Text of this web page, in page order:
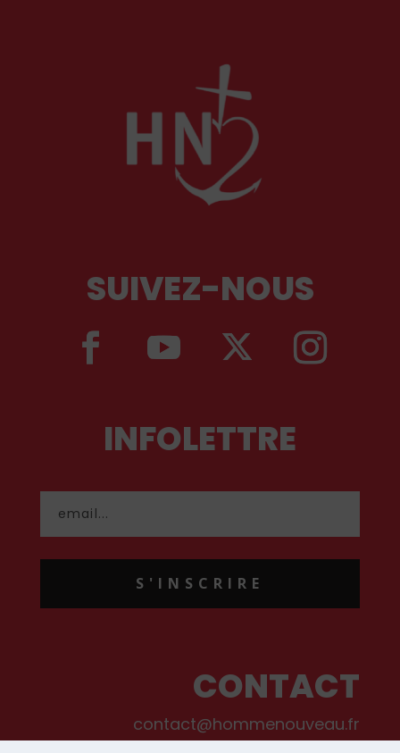
SUIVEZ-NOUS
INFOLETTRE
S'INSCRIRE
CONTACT
contact@hommenouveau.fr